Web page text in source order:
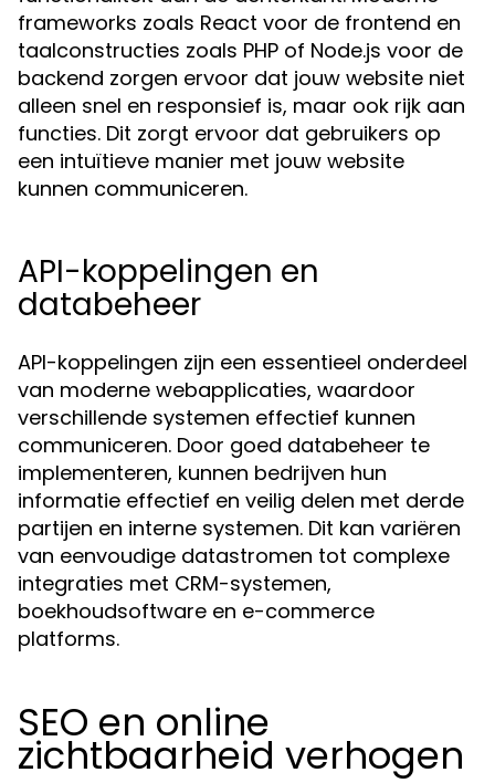
frameworks zoals React voor de frontend en
taalconstructies zoals PHP of Node.js voor de
backend zorgen ervoor dat jouw website niet
alleen snel en responsief is, maar ook rijk aan
functies. Dit zorgt ervoor dat gebruikers op
een intuïtieve manier met jouw website
kunnen communiceren.
API-koppelingen en
databeheer
API-koppelingen zijn een essentieel onderdeel
van moderne webapplicaties, waardoor
verschillende systemen effectief kunnen
communiceren. Door goed databeheer te
implementeren, kunnen bedrijven hun
informatie effectief en veilig delen met derde
partijen en interne systemen. Dit kan variëren
van eenvoudige datastromen tot complexe
integraties met CRM-systemen,
boekhoudsoftware en e-commerce
platforms.
SEO en online
zichtbaarheid verhogen